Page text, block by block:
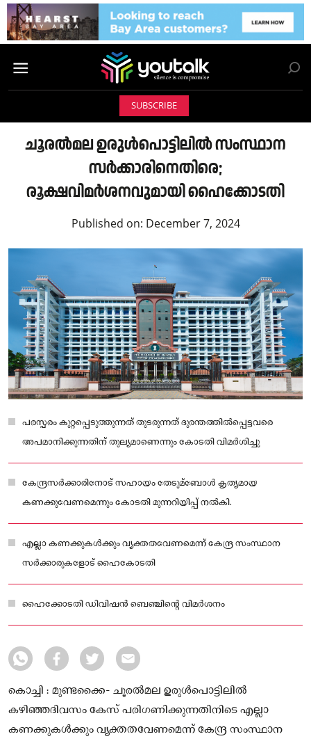
SUBSCRIBE
ചൂരല്‍മല ഉരുള്‍പൊട്ടിലില്‍ സംസ്ഥാന
സര്‍ക്കാരിനെതിരെ;
രൂക്ഷവിമര്‍ശനവുമായി ഹൈക്കോടതി
Published on: December 7, 2024
പരസ്പരം കുറ്റപ്പെടുത്തുന്നത് തുടരുന്നത് ദുരന്തത്തില്‍പ്പെട്ടവരെ
അപമാനിക്കുന്നതിന് തുല്യമാണെന്നും കോടതി വിമര്‍ശിച്ചു
കേന്ദ്രസര്‍ക്കാരിനോട് സഹായം തേടുമ്ബോള്‍ കൃത്യമായ
കണക്കുവേണമെന്നും കോടതി മുന്നറിയിപ്പ് നല്‍കി.
എല്ലാ കണക്കുകള്‍ക്കും വ്യക്തതവേണമെന്ന് കേന്ദ്ര സംസ്ഥാന
സര്‍ക്കാരുകളോട് ഹൈകോടതി
ഹൈക്കോടതി ഡിവിഷന്‍ ബെഞ്ചിന്റെ വിമര്‍ശനം
കൊച്ചി : മുണ്ടക്കൈ- ചൂരല്‍മല ഉരുള്‍പൊട്ടിലില്‍
കഴിഞ്ഞദിവസം കേസ് പരിഗണിക്കുന്നതിനിടെ എല്ലാ
കണക്കുകള്‍ക്കും വ്യക്തതവേണമെന്ന് കേന്ദ്ര സംസ്ഥാന